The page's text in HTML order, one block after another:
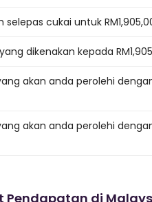
selepas cukai untuk
dikenakan kepada
akan anda perolehi dengan
akan anda perolehi
Pendapatan di